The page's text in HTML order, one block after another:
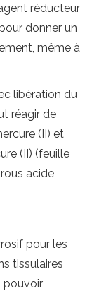
réducteur
donner un
même à
libération du
réagir de
(II) et
(II) (feuille
acide,
pour les
tissulaires
pouvoir